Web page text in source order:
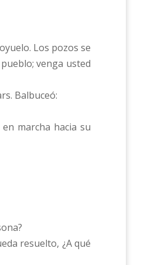
Los pozos se
venga usted
Balbuceó:
marcha hacia su
resuelto, ¿A qué